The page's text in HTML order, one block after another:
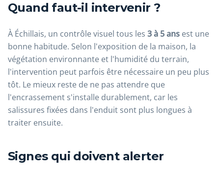
Quand faut-il intervenir ?
À Échillais, un contrôle visuel tous les 3 à 5 ans est une
bonne habitude. Selon l'exposition de la maison, la
végétation environnante et l'humidité du terrain,
l'intervention peut parfois être nécessaire un peu plus
tôt. Le mieux reste de ne pas attendre que
l'encrassement s'installe durablement, car les
salissures fixées dans l'enduit sont plus longues à
traiter ensuite.
Signes qui doivent alerter